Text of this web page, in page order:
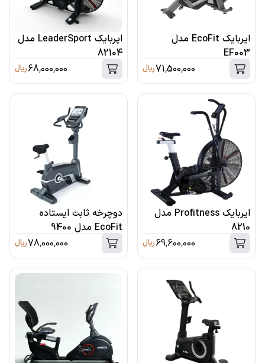
ایربایک EcoFit مدل
EF003
71,500,000ریال
ایربایک LeaderSport مدل
82104
68,000,000ریال
ایربایک Profitness مدل
8210
69,600,000ریال
دوچرخه ثابت ایستاده
EcoFit مدل 9400
78,000,000ریال